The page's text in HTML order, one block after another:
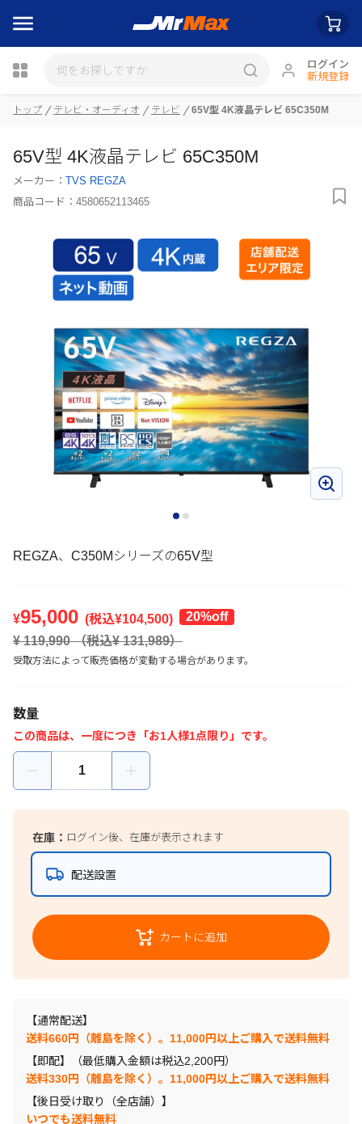
ログイン
新規登録
瓶詰
トップ テレビ・オーディオ テレビ 65V型 4K液晶テレビ 65C350M
65V型 4K液晶テレビ 65C350M
メーカー： TVS REGZA
商品コード： 4580652113465
REGZA、C350Mシリーズの65V型
¥95,000 (税込¥104,500)
20%off
¥ 119,990（税込¥131,989）
受取方法によって販売価格が変動する場合があります。
数量
この商品は、一度につき「お1人様1点限り」です。
在庫： ログイン後、在庫が表示されます
配送設置
カートに追加
【通常配送】
送料660円（離島を除く）。11,000円以上ご購入で送料無料
【即配】（最低購入金額は税込2,200円）
送料330円（離島を除く）。11,000円以上ご購入で送料無料
【後日受け取り（全店舗）】
いつでも送料無料